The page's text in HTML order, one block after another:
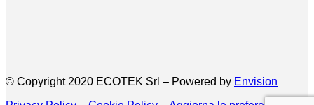
© Copyright 2020 ECOTEK Srl – Powered by Envision